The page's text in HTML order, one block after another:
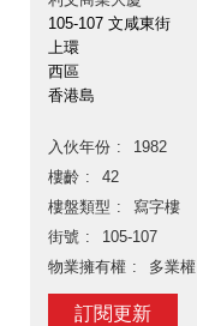
105-107 文咸東街
上環
西區
香港島
入伙年份
1982
樓齡
42
樓盤類型
寫字樓
街號
105-107
物業擁有權
多業權
訂閱更新